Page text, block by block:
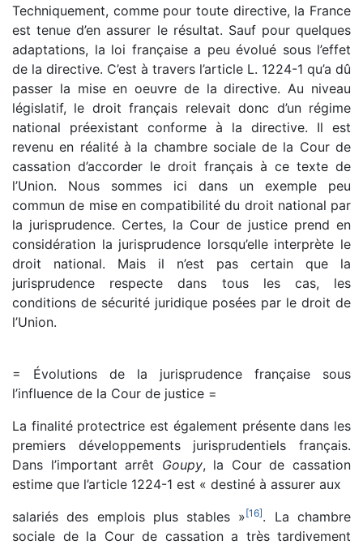
Techniquement, comme pour toute directive, la France
est tenue d’en assurer le résultat. Sauf pour quelques
adaptations, la loi française a peu évolué sous l’effet
de la directive. C’est à travers l’article L. 1224-1 qu’a dû
passer la mise en oeuvre de la directive. Au niveau
législatif, le droit français relevait donc d’un régime
national préexistant conforme à la directive. Il est
revenu en réalité à la chambre sociale de la Cour de
cassation d’accorder le droit français à ce texte de
l’Union. Nous sommes ici dans un exemple peu
commun de mise en compatibilité du droit national par
la jurisprudence. Certes, la Cour de justice prend en
considération la jurisprudence lorsqu’elle interprète le
droit national. Mais il n’est pas certain que la
jurisprudence respecte dans tous les cas, les
conditions de sécurité juridique posées par le droit de
l’Union.
= Évolutions de la jurisprudence française sous
l’influence de la Cour de justice =
La finalité protectrice est également présente dans les
premiers développements jurisprudentiels français.
Dans l’important arrêt Goupy, la Cour de cassation
estime que l’article 1224-1 est « destiné à assurer aux
salariés des emplois plus stables »[16]. La chambre
sociale de la Cour de cassation a très tardivement